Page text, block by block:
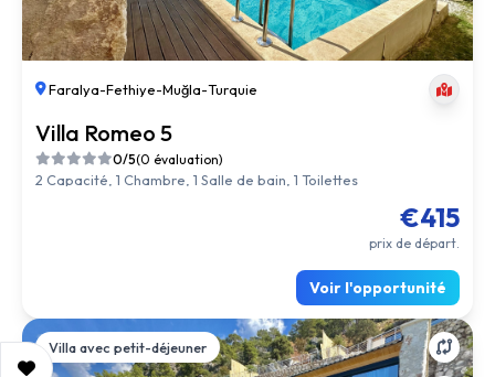
Faralya-Fethiye-Muğla-Turquie
Villa Romeo 5
0/5(0 évaluation)
2 Capacité, 1 Chambre, 1 Salle de bain, 1 Toilettes
€415
prix de départ.
Voir l'opportunité
Villa avec petit-déjeuner